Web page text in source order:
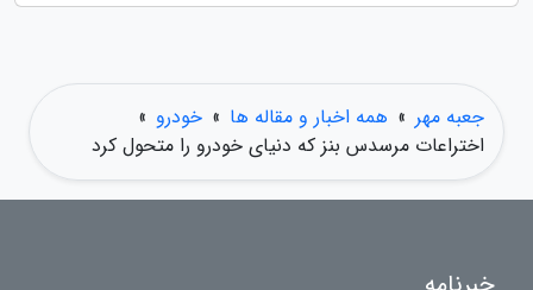
جعبه مهر » همه اخبار و مقاله ها » خودرو »
اختراعات مرسدس بنز که دنیای خودرو را متحول کرد